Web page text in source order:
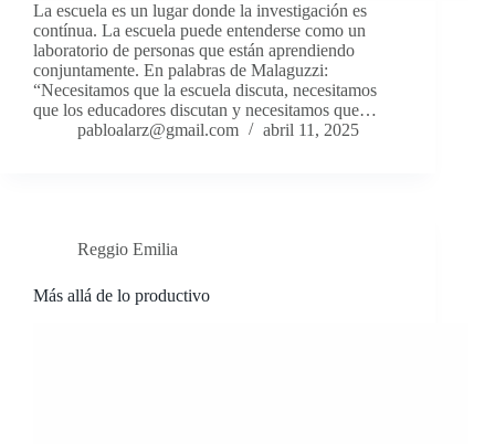
La escuela es un lugar donde la investigación es
contínua. La escuela puede entenderse como un
laboratorio de personas que están aprendiendo
conjuntamente. En palabras de Malaguzzi:
“Necesitamos que la escuela discuta, necesitamos
que los educadores discutan y necesitamos que…
pabloalarz@gmail.com
abril 11, 2025
Reggio Emilia
Más allá de lo productivo